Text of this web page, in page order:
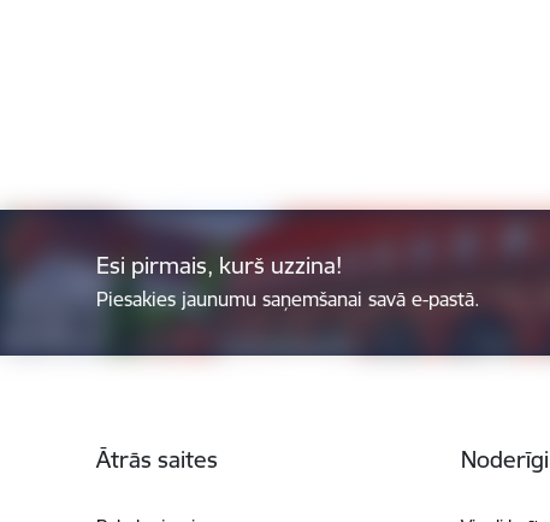
Esi pirmais, kurš uzzina!
Piesakies jaunumu saņemšanai savā e-pastā.
Ātrās saites Noderīgi